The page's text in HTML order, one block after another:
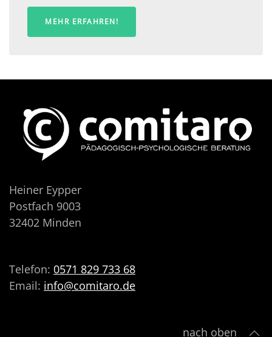
MEHR ERFAHREN!
Heiner Eypper
Postfach 9003
32402 Minden
Telefon: 0571 829 733 68
Email: info@comitaro.de
nach oben